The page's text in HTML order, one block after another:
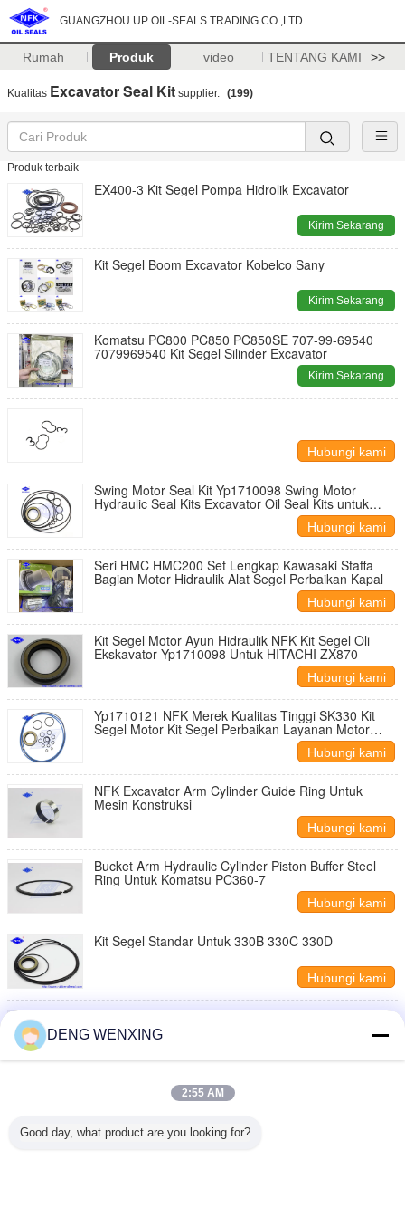
GUANGZHOU UP OIL-SEALS TRADING CO.,LTD
Rumah Produk video TENTANG KAMI >>
Kualitas Excavator Seal Kit supplier. (199)
Produk terbaik
EX400-3 Kit Segel Pompa Hidrolik Excavator
Kirim Sekarang
Kit Segel Boom Excavator Kobelco Sany
Kirim Sekarang
Komatsu PC800 PC850 PC850SE 707-99-69540
7079969540 Kit Segel Silinder Excavator
Kirim Sekarang
Hubungi kami
Swing Motor Seal Kit Yp1710098 Swing Motor
Hydraulic Seal Kits Excavator Oil Seal Kits untuk
Hubungi kami
Seri HMC HMC200 Set Lengkap Kawasaki Staffa
Bagian Motor Hidraulik Alat Segel Perbaikan Kapal
Hubungi kami
Kit Segel Motor Ayun Hidraulik NFK Kit Segel Oli
Ekskavator Yp1710098 Untuk HITACHI ZX870
Hubungi kami
Yp1710121 NFK Merek Kualitas Tinggi SK330 Kit
Segel Motor Kit Segel Perbaikan Layanan Motor
Travel Hidrolik untuk Ekskavator KOBELCO SK330
Hubungi kami
NFK Excavator Arm Cylinder Guide Ring Untuk
Mesin Konstruksi
Hubungi kami
Bucket Arm Hydraulic Cylinder Piston Buffer Steel
Ring Untuk Komatsu PC360-7
Hubungi kami
Kit Segel Standar Untuk 330B 330C 330D
Hubungi kami
Tahan Terhadap Minyak, Kelelahan, Penuaan
KATO Sumitomo Adj Excavator Seal Kit Bahan
Polyurethane Suhu Tinggi
DENG WENXING
2:55 AM
Good day, what product are you looking for?